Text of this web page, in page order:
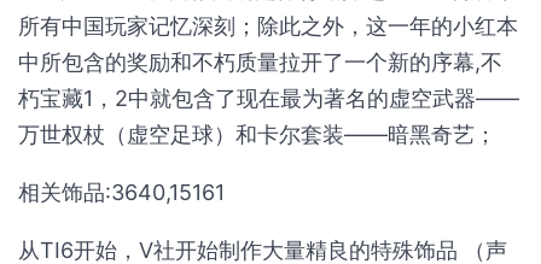
所有中国玩家记忆深刻；除此之外，这一年的小红本
中所包含的奖励和不朽质量拉开了一个新的序幕,不
朽宝藏1，2中就包含了现在最为著名的虚空武器——
万世权杖（虚空足球）和卡尔套装——暗黑奇艺；‌‌
相关饰品:3640,15161
从TI6开始，V社开始制作大量精良的特殊饰品 （声